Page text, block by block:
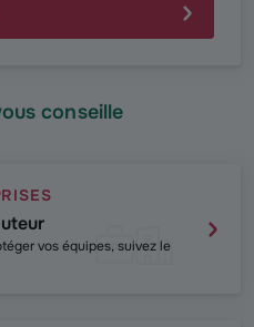
conseille
vos équipes, suivez le